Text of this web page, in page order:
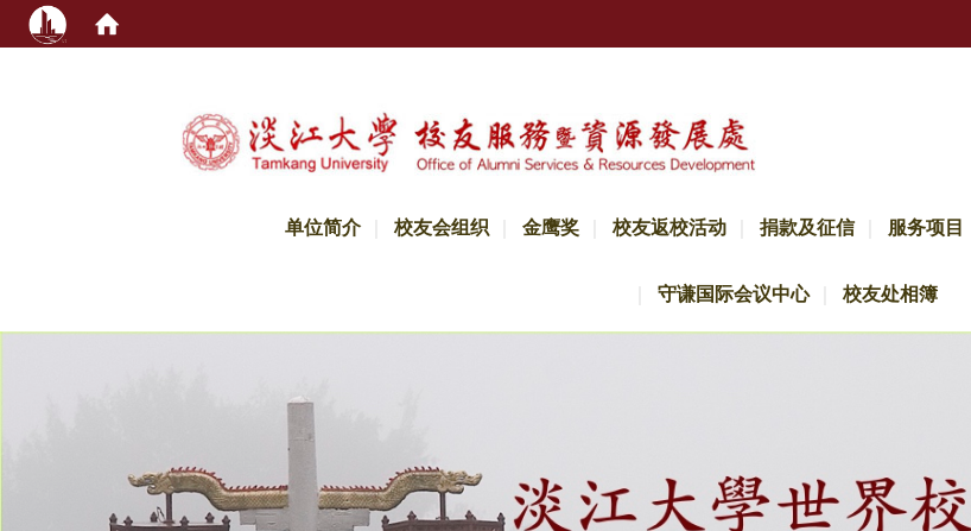
单位简介 校友会组织 金鹰奖 校友返校活动 捐款及征信 服务项目
守谦国际会议中心 校友处相簿